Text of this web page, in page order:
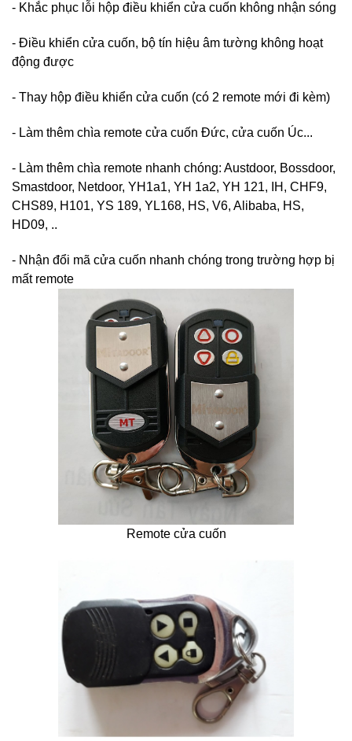
- Khắc phục lỗi hộp điều khiển cửa cuốn không nhận sóng
- Điều khiển cửa cuốn, bộ tín hiệu âm tường không hoạt
động được
- Thay hộp điều khiển cửa cuốn (có 2 remote mới đi kèm)
- Làm thêm chìa remote cửa cuốn Đức, cửa cuốn Úc...
- Làm thêm chìa remote nhanh chóng: Austdoor, Bossdoor,
Smastdoor, Netdoor, YH1a1, YH 1a2, YH 121, IH, CHF9,
CHS89, H101, YS 189, YL168, HS, V6, Alibaba, HS,
HD09, ..
- Nhận đổi mã cửa cuốn nhanh chóng trong trường hợp bị
mất remote
Remote cửa cuốn